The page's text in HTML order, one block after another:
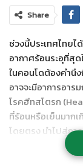
Share
ช่วงนี้ประเทศไทย
อากาศร้อนระอุที่สุ
ในคอนโดต้องคำนึ
อาจจะมีอาการอา
โรคฮีทสโตรก
ที่ร้อนหรือเย็นมาก
โดยตรง นำไปสู่กา
มักพบการระบาด
รู้สึกกังวลใจเป็นอ